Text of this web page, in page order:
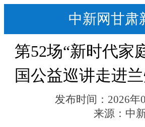
中新网甘肃
第52场“新时代家
国公益巡讲走进兰
发布时间： 2026年
来源： 中